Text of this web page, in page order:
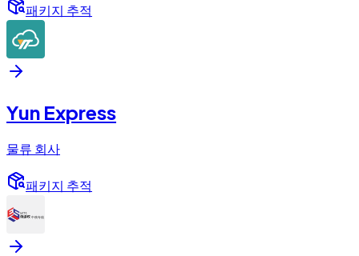
패키지 추적
Yun Express
물류 회사
패키지 추적